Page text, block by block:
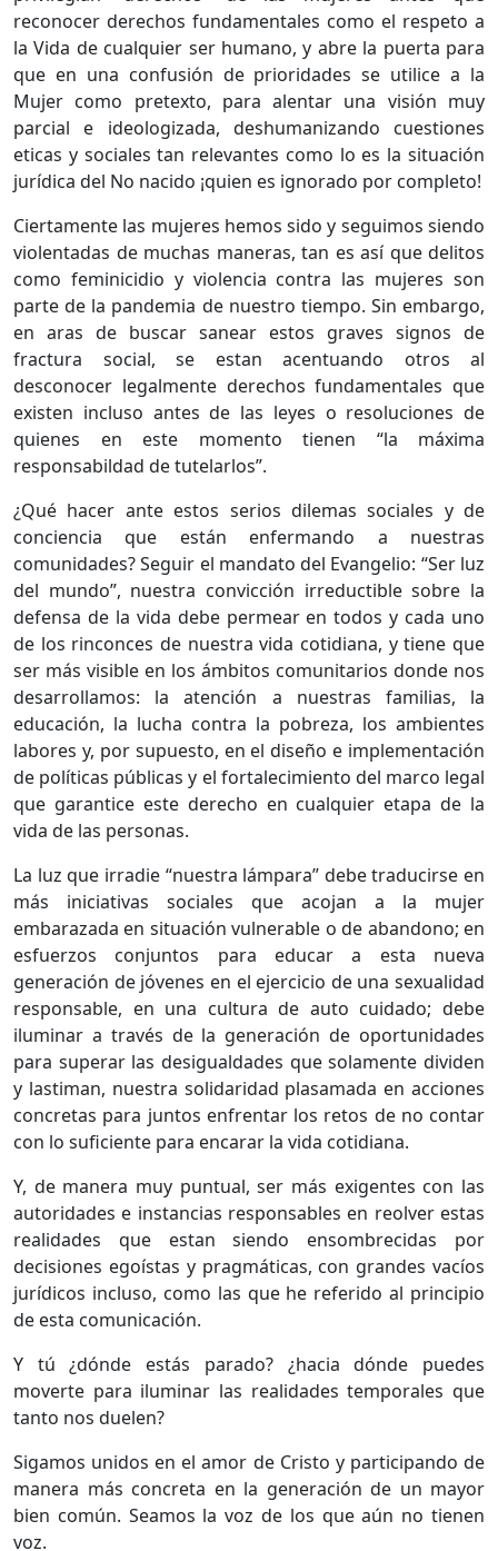
reconocer derechos fundamentales como el respeto a
la Vida de cualquier ser humano, y abre la puerta para
que en una confusión de prioridades se utilice a la
Mujer como pretexto, para alentar una visión muy
parcial e ideologizada, deshumanizando cuestiones
eticas y sociales tan relevantes como lo es la situación
jurídica del No nacido ¡quien es ignorado por completo!
Ciertamente las mujeres hemos sido y seguimos siendo
violentadas de muchas maneras, tan es así que delitos
como feminicidio y violencia contra las mujeres son
parte de la pandemia de nuestro tiempo. Sin embargo,
en aras de buscar sanear estos graves signos de
fractura social, se estan acentuando otros al
desconocer legalmente derechos fundamentales que
existen incluso antes de las leyes o resoluciones de
quienes en este momento tienen “la máxima
responsabildad de tutelarlos”.
¿Qué hacer ante estos serios dilemas sociales y de
conciencia que están enfermando a nuestras
comunidades? Seguir el mandato del Evangelio: “Ser luz
del mundo”, nuestra convicción irreductible sobre la
defensa de la vida debe permear en todos y cada uno
de los rinconces de nuestra vida cotidiana, y tiene que
ser más visible en los ámbitos comunitarios donde nos
desarrollamos: la atención a nuestras familias, la
educación, la lucha contra la pobreza, los ambientes
labores y, por supuesto, en el diseño e implementación
de políticas públicas y el fortalecimiento del marco legal
que garantice este derecho en cualquier etapa de la
vida de las personas.
La luz que irradie “nuestra lámpara” debe traducirse en
más iniciativas sociales que acojan a la mujer
embarazada en situación vulnerable o de abandono; en
esfuerzos conjuntos para educar a esta nueva
generación de jóvenes en el ejercicio de una sexualidad
responsable, en una cultura de auto cuidado; debe
iluminar a través de la generación de oportunidades
para superar las desigualdades que solamente dividen
y lastiman, nuestra solidaridad plasamada en acciones
concretas para juntos enfrentar los retos de no contar
con lo suficiente para encarar la vida cotidiana.
Y, de manera muy puntual, ser más exigentes con las
autoridades e instancias responsables en reolver estas
realidades que estan siendo ensombrecidas por
decisiones egoístas y pragmáticas, con grandes vacíos
jurídicos incluso, como las que he referido al principio
de esta comunicación.
Y tú ¿dónde estás parado? ¿hacia dónde puedes
moverte para iluminar las realidades temporales que
tanto nos duelen?
Sigamos unidos en el amor de Cristo y participando de
manera más concreta en la generación de un mayor
bien común. Seamos la voz de los que aún no tienen
voz.